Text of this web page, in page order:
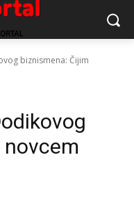
biznismena: Čijim